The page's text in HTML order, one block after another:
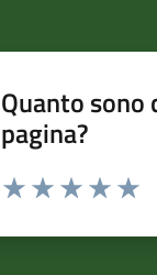
Quanto sono
pagina?
Valuta da 1 a 5 stelle la